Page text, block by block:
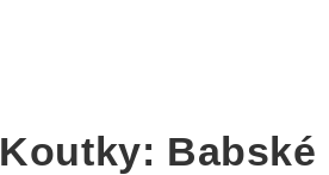
Koutky: Babské